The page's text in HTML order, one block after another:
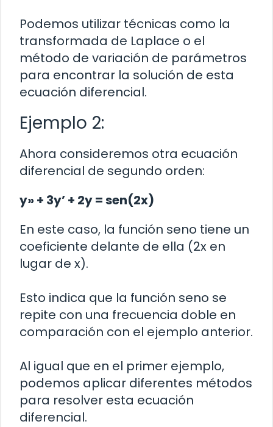
Podemos utilizar técnicas como la
transformada de Laplace o el
método de variación de parámetros
para encontrar la solución de esta
ecuación diferencial.
Ejemplo 2:
Ahora consideremos otra ecuación
diferencial de segundo orden:
y» + 3y’ + 2y = sen(2x)
En este caso, la función seno tiene un
coeficiente delante de ella (2x en
lugar de x).
Esto indica que la función seno se
repite con una frecuencia doble en
comparación con el ejemplo anterior.
Al igual que en el primer ejemplo,
podemos aplicar diferentes métodos
para resolver esta ecuación
diferencial.